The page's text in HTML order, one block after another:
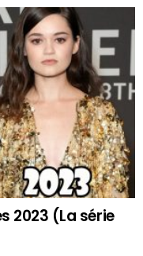
2023 (La série